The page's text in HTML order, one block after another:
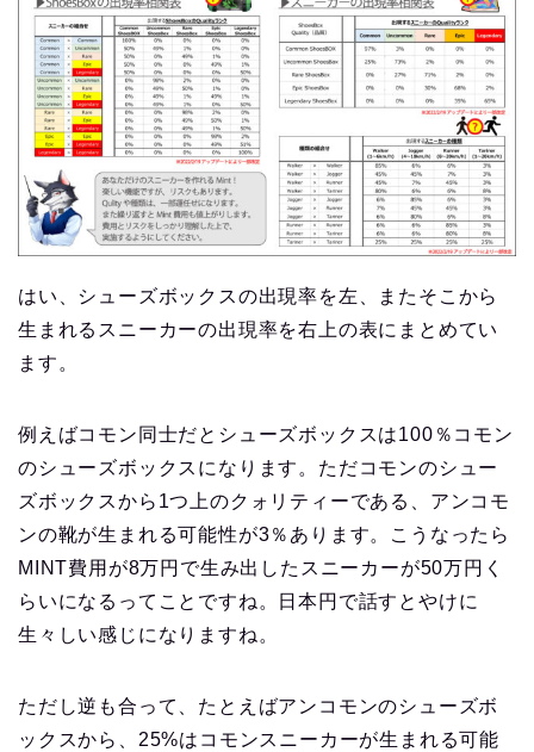
はい、シューズボックスの出現率を左、またそこから
生まれるスニーカーの出現率を右上の表にまとめてい
ます。
例えばコモン同士だとシューズボックスは100％コモン
のシューズボックスになります。ただコモンのシュー
ズボックスから1つ上のクォリティーである、アンコモ
ンの靴が生まれる可能性が3％あります。こうなったら
MINT費用が8万円で生み出したスニーカーが50万円く
らいになるってことですね。日本円で話すとやけに
生々しい感じになりますね。
ただし逆も合って、たとえばアンコモンのシューズボ
ックスから、25%はコモンスニーカーが生まれる可能